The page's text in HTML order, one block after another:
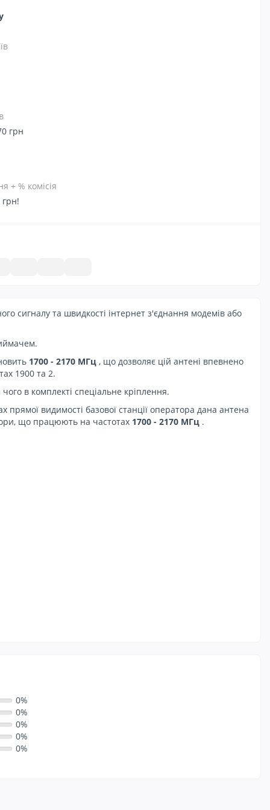
грн
+ % комісія
грн!
сигналу та швидкості інтернет з'єднання модемів або
1700 - 2170 МГц , що дозволяє цій антені впевнено
1900 та 2.
в комплекті спеціальне кріплення.
видимості базової станції оператора дана антена
що працюють на частотах 1700 - 2170 МГц .
0%
0%
0%
0%
0%